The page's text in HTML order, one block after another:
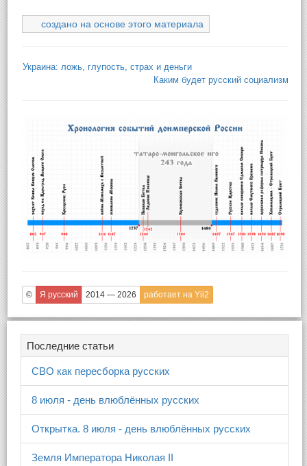
создано на основе этого материала
Украина: ложь, глупость, страх и деньги
Каким будет русский социализм
© Я русский 2014 — 2026 работает на Yii2
Последние статьи
СВО как пересборка русских
8 июля - день влюблённых русских
Открытка. 8 июля - день влюблённых русских
Земля Императора Николая II